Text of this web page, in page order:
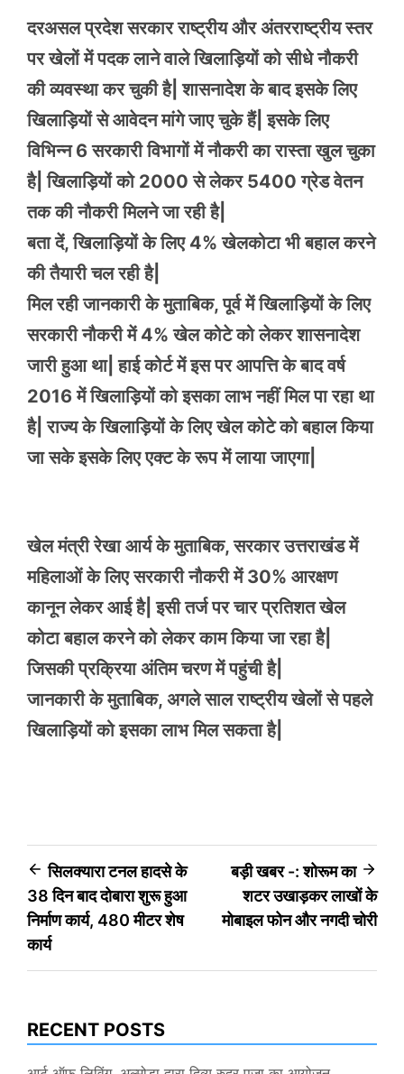
दरअसल प्रदेश सरकार राष्ट्रीय और अंतरराष्ट्रीय स्तर
पर खेलों में पदक लाने वाले खिलाड़ियों को सीधे नौकरी
की व्यवस्था कर चुकी है| शासनादेश के बाद इसके लिए
खिलाड़ियों से आवेदन मांगे जाए चुके हैं| इसके लिए
विभिन्न 6 सरकारी विभागों में नौकरी का रास्ता खुल चुका
है| खिलाड़ियों को 2000 से लेकर 5400 ग्रेड वेतन
तक की नौकरी मिलने जा रही है|
बता दें, खिलाड़ियों के लिए 4% खेलकोटा भी बहाल करने
की तैयारी चल रही है|
मिल रही जानकारी के मुताबिक, पूर्व में खिलाड़ियों के लिए
सरकारी नौकरी में 4% खेल कोटे को लेकर शासनादेश
जारी हुआ था| हाई कोर्ट में इस पर आपत्ति के बाद वर्ष
2016 में खिलाड़ियों को इसका लाभ नहीं मिल पा रहा था
है| राज्य के खिलाड़ियों के लिए खेल कोटे को बहाल किया
जा सके इसके लिए एक्ट के रूप में लाया जाएगा|
खेल मंत्री रेखा आर्य के मुताबिक, सरकार उत्तराखंड में
महिलाओं के लिए सरकारी नौकरी में 30% आरक्षण
कानून लेकर आई है| इसी तर्ज पर चार प्रतिशत खेल
कोटा बहाल करने को लेकर काम किया जा रहा है|
जिसकी प्रक्रिया अंतिम चरण में पहुंची है|
जानकारी के मुताबिक, अगले साल राष्ट्रीय खेलों से पहले
खिलाड़ियों को इसका लाभ मिल सकता है|
Post
navigation
सिलक्यारा टनल हादसे के
38 दिन बाद दोबारा शुरू हुआ
निर्माण कार्य, 480 मीटर शेष
कार्य
बड़ी खबर -: शोरूम का
शटर उखाड़कर लाखों के
मोबाइल फोन और नगदी चोरी
RECENT POSTS